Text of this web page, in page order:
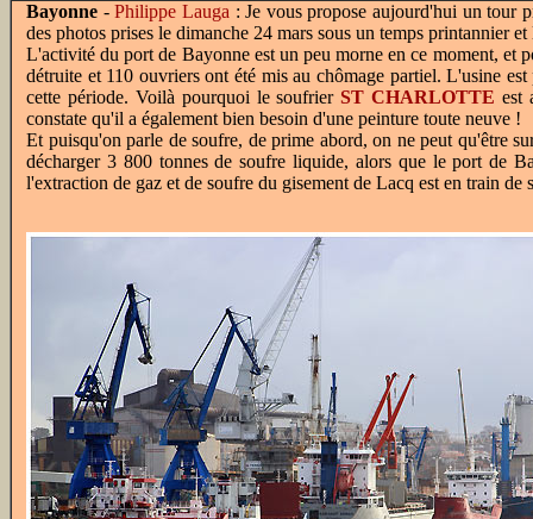
Bayonne -Philippe Lauga : Je vous propose aujourd'hui un tour
des photos prises le dimanche 24 mars sous un temps printannier
L'activité du port de Bayonne est un peu morne en ce moment, et
détruite et 110 ouvriers ont été mis au chômage partiel. L'usine
cette période. Voilà pourquoi le soufrierST CHARLOTTE est
constate qu'il a également bien besoin d'une peinture toute neuve !
Et puisqu'on parle de soufre, de prime abord, on ne peut qu'être
décharger 3 800 tonnes de soufre liquide, alors que le port de
l'extraction de gaz et de soufre du gisement de Lacq est en train de